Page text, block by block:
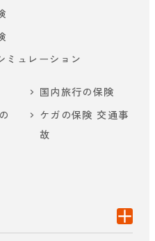
ミュレーション
国内旅行の保険
ケガの保険 交通事
故